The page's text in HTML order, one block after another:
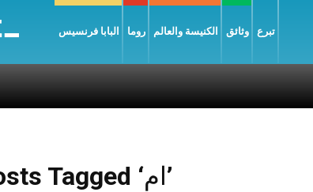
البابا فرنسيس روما الكنيسة والعالم وثائق تبرع
Posts Tagged ‘ام’